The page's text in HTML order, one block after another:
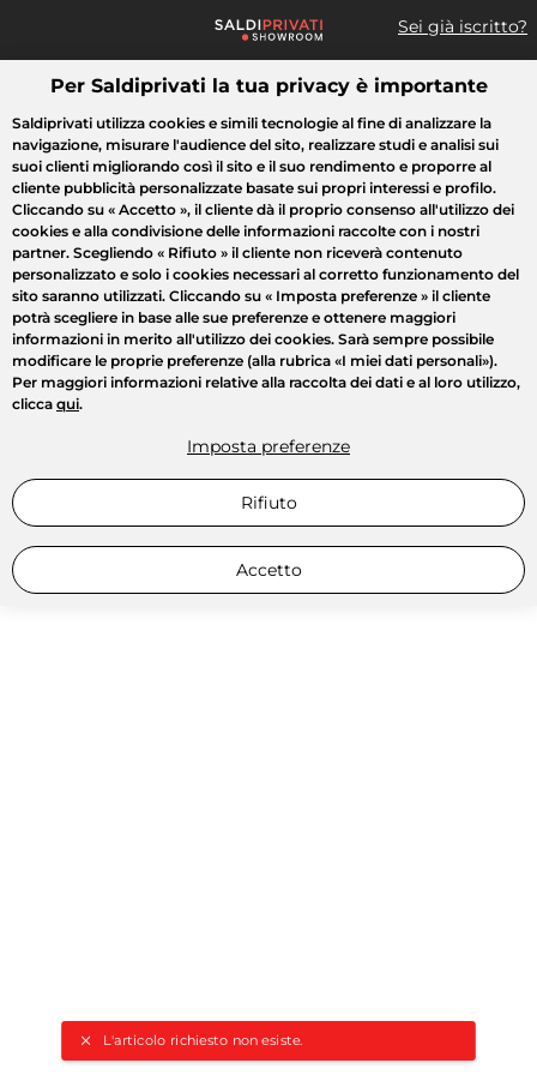
Sei già iscritto?
Cosa cerchi?
L'articolo richiesto non esiste.
Tutte le vendite Moda Casa Bellezza Elettrodomestici
Per Saldiprivati la tua privacy è importante
Saldiprivati utilizza cookies e simili tecnologie al fine di analizzare la
navigazione, misurare l'audience del sito, realizzare studi e analisi sui
suoi clienti migliorando così il sito e il suo rendimento e proporre al
cliente pubblicità personalizzate basate sui propri interessi e profilo.
Cliccando su « Accetto », il cliente dà il proprio consenso all'utilizzo dei
cookies e alla condivisione delle informazioni raccolte con i nostri
partner. Scegliendo « Rifiuto » il cliente non riceverà contenuto
personalizzato e solo i cookies necessari al corretto funzionamento del
sito saranno utilizzati. Cliccando su « Imposta preferenze » il cliente
potrà scegliere in base alle sue preferenze e ottenere maggiori
informazioni in merito all'utilizzo dei cookies. Sarà sempre possibile
modificare le proprie preferenze (alla rubrica «I miei dati personali»).
Per maggiori informazioni relative alla raccolta dei dati e al loro utilizzo,
clicca qui.
Imposta preferenze
Rifiuto
Accetto